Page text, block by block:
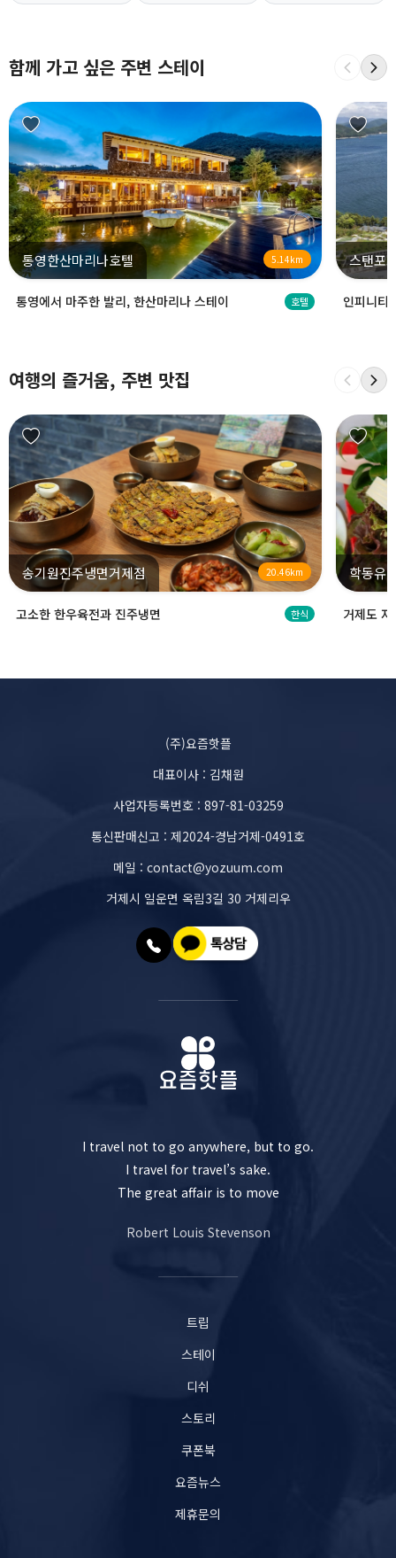
함께 가고 싶은 주변 스테이
통영한산마리나호텔 5.14km
통영에서 마주한 발리, 한산마리나 스테이 호텔
스탠포
인피니티
여행의 즐거움, 주변 맛집
송기원진주냉면거제점 20.46km
고소한 한우육전과 진주냉면 한식
학동유
거제도
(주)요즘핫플
대표이사 : 김채원
사업자등록번호 : 897-81-03259
통신판매신고 : 제2024-경남거제-0491호
메일 : contact@yozuum.com
거제시 일운면 옥림3길 30 거제리우
I travel not to go anywhere, but to go.
I travel for travel’s sake.
The great affair is to move
Robert Louis Stevenson
트립
스테이
디쉬
스토리
쿠폰북
요즘뉴스
제휴문의